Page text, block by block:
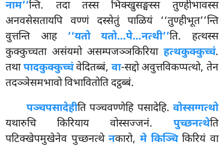
नाम’’न्ति. तदा तस्स भिक्खुसङ्घस्स तुण्हीभावस्स
अनवसेसतायपि वण्णं दस्सेतुं पाळियं ‘‘तुण्हीभूत’’न्ति
वुत्तन्ति आह ‘‘यतो यतो…पे…नत्थी’’ति. हत्थस्स
कुक्कुच्चता असंयमो असम्पजञ्ञकिरिया हत्थकुक्कुच्चं.
तथापादकुक्कुच्चंवेदितब्बं, वा-सद्दो अवुत्तविकप्पत्थो, तेन
तदञ्ञेसमभावो विभावितोति दट्ठब्बं.
पञ्चपसादेहीति पञ्चवण्णेहि पसादेहि. वोस्सग्गत्थो
यथारुचि किरियाय वोस्सज्जनं. पुच्छनत्थेति
पटिक्खेपमुखेनेव पुच्छनत्थेनकारो, मे किञ्चिकिरियं वा